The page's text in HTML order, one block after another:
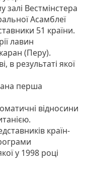
Вестмінстера
Асамблеї
51 країни.
лавин
(Перу).
в результаті якої
перша
відносини
країн-
у 1998 році